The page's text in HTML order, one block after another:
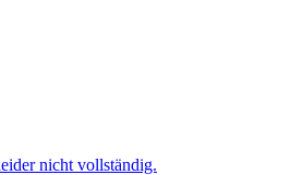
nicht vollständig.